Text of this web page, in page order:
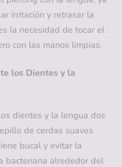
irritación y retrasar la
la necesidad de tocar el
con las manos limpias.
los Dientes y la
dientes y la lengua dos
de cerdas suaves
bucal y evitar la
bacteriana alrededor del